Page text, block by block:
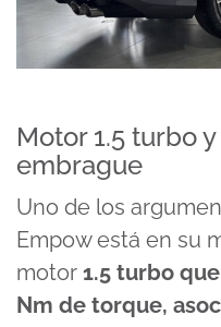
Motor 1.5 turbo
embrague
Uno de los
Empow está en su
motor 1.5 turbo
Nm de torque,